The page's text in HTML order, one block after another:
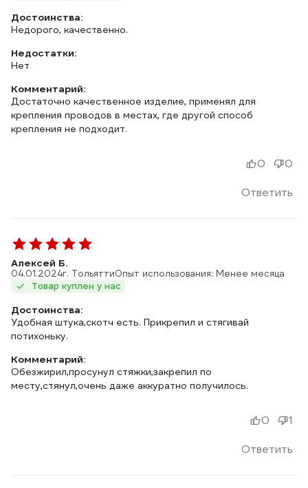
Достоинства:
Недорого, качественно.
Недостатки:
Нет
Комментарий:
Достаточно качественное изделие, применял для
крепления проводов в местах, где другой способ
крепления не подходит.
Ответить
0 0
Алексей Б.
04.01.2024г. ТольяттиОпыт использования: Менее месяца
Товар куплен у нас
Достоинства:
Удобная штука,скотч есть. Прикрепил и стягивай
потихоньку.
Комментарий:
Обезжирил,просунул стяжки,закрепил по
месту,стянул,очень даже аккуратно получилось.
Ответить
0 1